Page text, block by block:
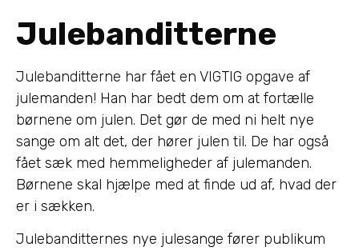
Julebanditterne
Julebanditterne har fået en VIGTIG opgave af
julemanden! Han har bedt dem om at fortælle
børnene om julen. Det gør de med ni helt nye
sange om alt det, der hører julen til. De har også
fået sæk med hemmeligheder af julemanden.
Børnene skal hjælpe med at finde ud af, hvad der
er i sækken.
Julebanditternes nye julesange fører publikum